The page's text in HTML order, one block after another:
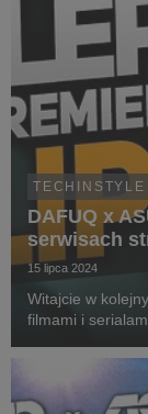
TECHINSTYLE
DAFUQ x
serwisach
15 lipca 2024
Witajcie w
filmami i